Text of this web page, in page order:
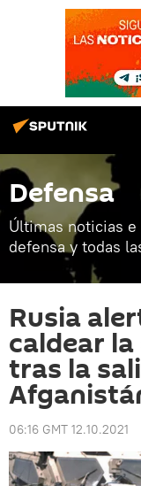
Defensa
Últimas noticias
defensa y todas
Rusia
caldear
tras la
06:16 GMT 12.10.2021